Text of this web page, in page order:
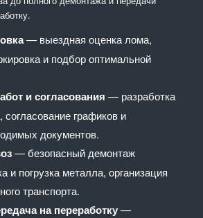
— выездная оценка лома,
и подбор оптимальной
и согласования — разработка
графиков и
документов.
— безопасный демонтаж
и погрузка металла, организация
транспорта.
на переработку—